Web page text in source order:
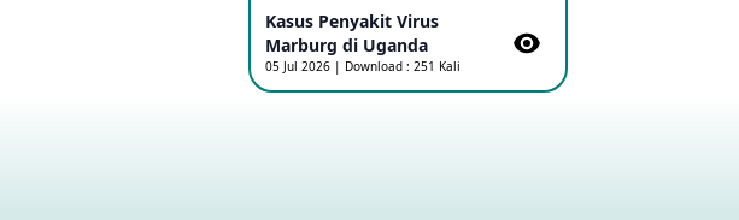
Update Penyakit Virus Hanta
Tipe HPS di Kapal Pesiar MV
Hondius
08 May 2026
Kasus Penyakit Virus
Marburg di Uganda
05 Jul 2026 | Download : 251 Kali